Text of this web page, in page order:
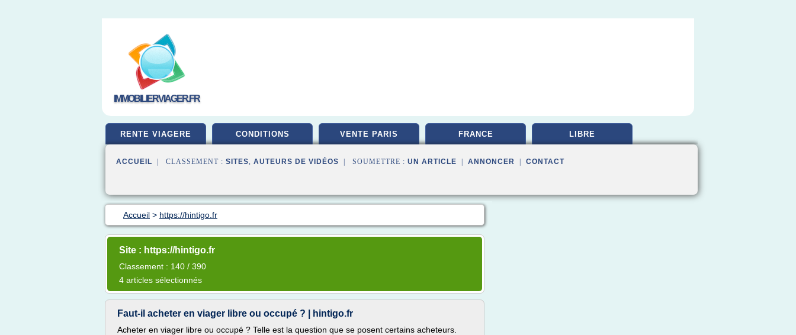
IMMOBILIERVIAGER.FR
RENTE VIAGERE CONDITIONS VENTE PARIS FRANCE LIBRE
ACCUEIL | CLASSEMENT : SITES, AUTEURS DE VIDÉOS | SOUMETTRE : UN ARTICLE ANNONCER CONTACT
Accueil > https://hintigo.fr
Site : https://hintigo.fr
Classement : 140 / 390
4 articles sélectionnés
Faut-il acheter en viager libre ou occupé ? | hintigo.fr
Acheter en viager libre ou occupé ? Telle est la question que se posent certains acheteurs.